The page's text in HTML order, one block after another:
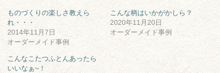
ものづくりの楽しさ教えら
れ・・・
2014年11月7日
オーダーメイド事例
こんな柄はいかがかしら？
2020年11月20日
オーダーメイド事例
こんなこたつふとんあったら
いいなぁ~！